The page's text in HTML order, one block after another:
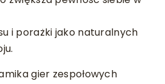
i porażki jako naturalnych
gier zespołowych